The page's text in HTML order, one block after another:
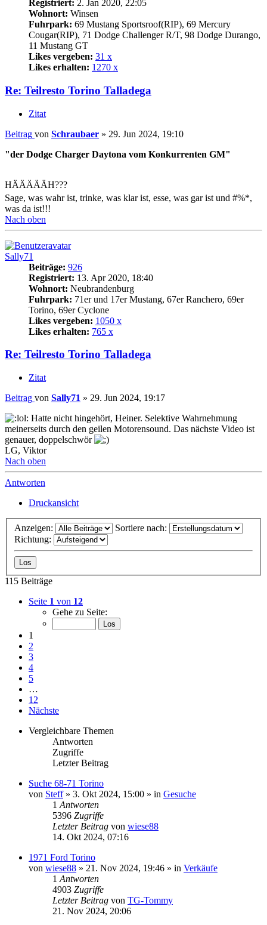
Registriert: 2. Jan 2020, 22:05
Wohnort: Winsen
Fuhrpark: 69 Mustang Sportsroof(RIP), 69 Mercury
Cougar(RIP), 71 Dodge Challenger R/T, 98 Dodge Durango,
11 Mustang GT
Likes vergeben: 31 x
Likes erhalten: 1270 x
Re: Teilresto Torino Talladega
Zitat
Beitrag von Schraubaer » 29. Jun 2024, 19:10
"der Dodge Charger Daytona vom Konkurrenten GM"
HÄÄÄÄÄH???
Sage, was wahr ist, trinke, was klar ist, esse, was gar ist und #%*,
was da ist!!!
Nach oben
Sally71
Beiträge: 926
Registriert: 13. Apr 2020, 18:40
Wohnort: Neubrandenburg
Fuhrpark: 71er und 17er Mustang, 67er Ranchero, 69er
Torino, 69er Cyclone
Likes vergeben: 1050 x
Likes erhalten: 765 x
Re: Teilresto Torino Talladega
Zitat
Beitrag von Sally71 » 29. Jun 2024, 19:17
Hatte nicht hingehört, Heiner. Selektive Wahrnehmung
meinerseits durch den geilen Motorensound. Das nächste Video ist
genauer, doppelschwör
LG, Viktor
Nach oben
Antworten
Druckansicht
Anzeigen:
Sortiere nach:
Richtung:
115 Beiträge
Seite 1 von 12
Gehe zu Seite:
1
2
3
4
5
…
12
Nächste
Vergleichbare Themen
Antworten
Zugriffe
Letzter Beitrag
Suche 68-71 Torino
von Steff» 3. Okt 2024, 15:00 » in Gesuche
1 Antworten
5396 Zugriffe
Letzter Beitrag von wiese88
14. Okt 2024, 07:16
1971 Ford Torino
von wiese88 » 21. Nov 2024, 19:46 » in Verkäufe
1 Antworten
4903 Zugriffe
Letzter Beitrag von TG-Tommy
21. Nov 2024, 20:06